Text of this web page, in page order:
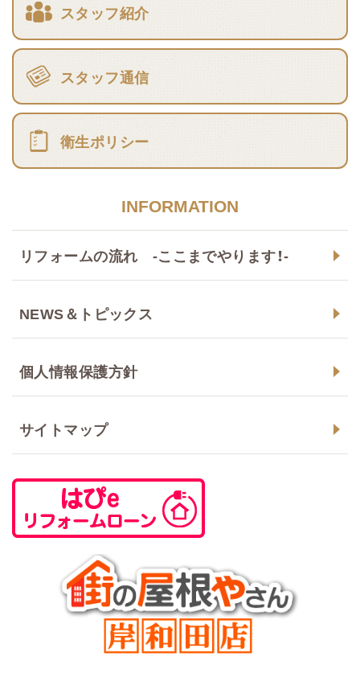
スタッフ紹介
スタッフ通信
衛生ポリシー
INFORMATION
リフォームの流れ -ここまでやります！-
NEWS＆トピックス
個人情報保護方針
サイトマップ